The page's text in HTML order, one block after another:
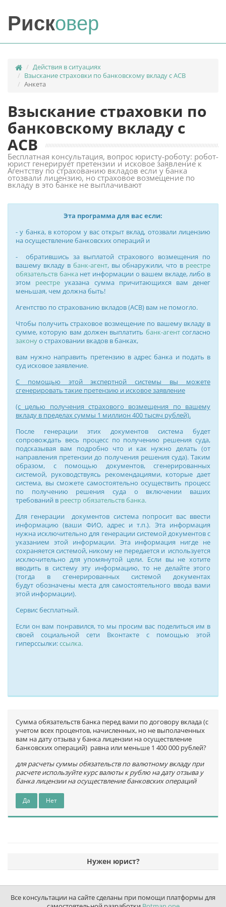
Рисковер
Действия в ситуациях
Взыскание страховки по банковскому вкладу с АСВ
Анкета
Взыскание страховки по
банковскому вкладу с
АСВ
Бесплатная консультация, вопрос юристу-роботу: робот-
юрист генерирует претензии и исковое заявление к
Агентству по страхованию вкладов если у банка
отозвали лицензию, но страховое возмещение по
вкладу в это банке не выплачивают
Эта программа для вас если:
- у банка, в котором у вас открыт вклад, отозвали лицензию
на осуществление банковских операций и
- обратившись за выплатой страхового возмещения по
вашему вкладу в банк-агент, вы обнаружили, что в реестре
обязательств банка нет информации о вашем вкладе, либо в
этом реестреуказана сумма причитающихся вам денег
меньшая, чем должна быть!
Агентство по страхованию вкладов (АСВ) вам не помогло.
Чтобы получить страховое возмещение по вашему вкладу в
сумме, которую вам должен выплатить банк-агентсогласно
законуо страховании вкадов в банках,
вам нужно направить претензию в адрес банка и подать в
суд исковое заявление.
С помощью этой экспертной системы вы можете
сгенерировать такие претензию и исковое заявление
(с целью получения страхового возмещения по вашему
вкладу в пределах суммы 1 миллион 400 тысяч рублей).
После генерации этих документов система будет
сопровождать весь процесс по получению решения суда,
подсказывая вам подробно что и как нужно делать (от
направления претензии до получения решения суда). Таким
образом, с помощью документов, сгенерированных
системой, руководствуясь рекомендациями, которые дает
система, вы сможете самостоятельно осуществить процесс
по получению решения суда о включении ваших
требований в реестр обязательств банка.
Для генерации документов система попросит вас ввести
информацию (ваши ФИО, адрес и т.п.). Эта информация
нужна исключительно для генерации системой документов с
указанием этой информации. Эта информация нигде не
сохраняется системой, никому не передается и используется
исключительно для упомянутой цели. Если вы не хотите
вводить в систему эту информацию, то не делайте этого
(тогда в сгенерированных системой документах
будут обозначены места для самостоятельного ввода вами
этой информации).
Сервис бесплатный.
Если он вам понравился, то мы просим вас поделиться им в
своей социальной сети Вконтакте с помощью этой
гиперссылки:ссылка.
Сумма обязательств банка перед вами по договору вклада (с
учетом всех процентов, начисленных, но не выполаченных
вам на дату отзыва у банка лицензии на осуществление
банковских операций) равна или меньше 1 400 000 рублей?
для расчеты суммы обязательств по валютному вкладу при
расчете используйте курс валюты к рублю на дату отзыва у
банка лицензии на осуществление банковских операций
Да Нет
Нужен юрист?
Все консультации на сайте сделаны при помощи платформы для